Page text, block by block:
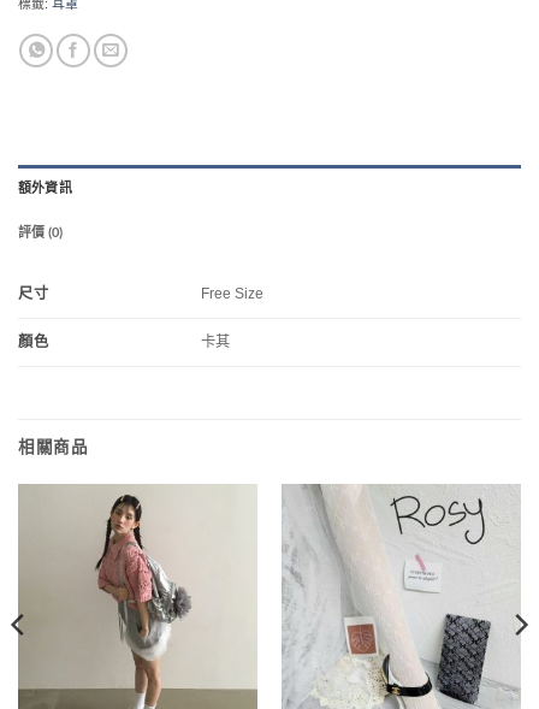
標籤: 耳罩
額外資訊
評價 (0)
尺寸 Free Size
顏色 卡其
相關商品